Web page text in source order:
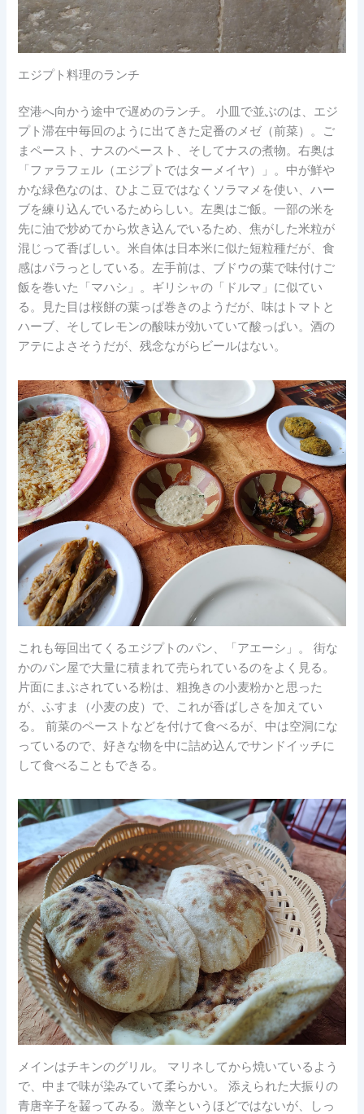
エジプト料理のランチ
空港へ向かう途中で遅めのランチ。 小皿で並ぶのは、エジ
プト滞在中毎回のように出てきた定番のメゼ（前菜）。ご
まペースト、ナスのペースト、そしてナスの煮物。右奥は
「ファラフェル（エジプトではターメイヤ）」。中が鮮や
かな緑色なのは、ひよこ豆ではなくソラマメを使い、ハー
ブを練り込んでいるためらしい。左奥はご飯。一部の米を
先に油で炒めてから炊き込んでいるため、焦がした米粒が
混じって香ばしい。米自体は日本米に似た短粒種だが、食
感はパラっとしている。左手前は、ブドウの葉で味付けご
飯を巻いた「マハシ」。ギリシャの「ドルマ」に似てい
る。見た目は桜餅の葉っぱ巻きのようだが、味はトマトと
ハーブ、そしてレモンの酸味が効いていて酸っぱい。酒の
アテによさそうだが、残念ながらビールはない。
これも毎回出てくるエジプトのパン、「アエーシ」。 街な
かのパン屋で大量に積まれて売られているのをよく見る。
片面にまぶされている粉は、粗挽きの小麦粉かと思った
が、ふすま（小麦の皮）で、これが香ばしさを加えてい
る。 前菜のペーストなどを付けて食べるが、中は空洞にな
っているので、好きな物を中に詰め込んでサンドイッチに
して食べることもできる。
メインはチキンのグリル。 マリネしてから焼いているよう
で、中まで味が染みていて柔らかい。 添えられた大振りの
青唐辛子を齧ってみる。激辛というほどではないが、しっ